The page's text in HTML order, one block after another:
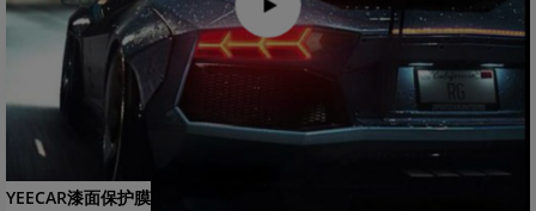
YEECAR漆面保护膜